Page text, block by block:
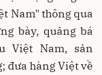
Nam" thông qua
bày, quảng bá
Việt Nam, sản
đưa hàng Việt về